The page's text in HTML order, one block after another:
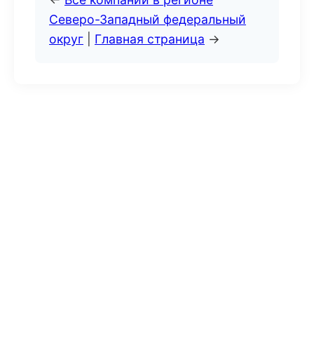
Северо-Западный федеральный
округ
Главная страница →